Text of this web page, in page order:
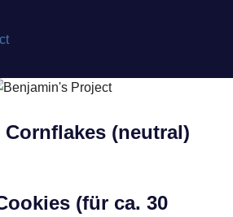
Project
Cornflakes (neutral)
(für ca. 30